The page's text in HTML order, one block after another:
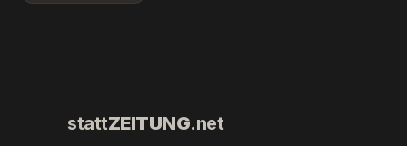
stattZEITUNG.net